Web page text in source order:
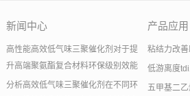
新闻中心
高性能高效低气味三聚催化剂对于提
升高端聚氨酯复合材料环保级别效能
分析高效低气味三聚催化剂在不同环
产品应用
粘结力改
低游离度
五甲基二